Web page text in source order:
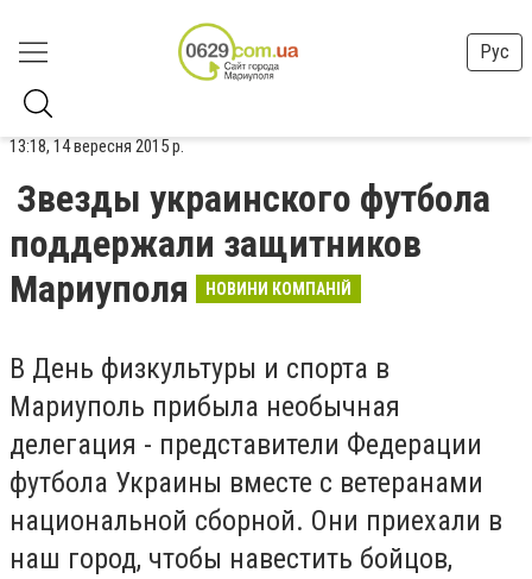
Рус
13:18, 14 вересня 2015 р.
Звезды украинского футбола
поддержали защитников
Мариуполя
НОВИНИ КОМПАНІЙ
В День физкультуры и спорта в
Мариуполь прибыла необычная
делегация - представители Федерации
футбола Украины вместе с ветеранами
национальной сборной. Они приехали в
наш город, чтобы навестить бойцов,